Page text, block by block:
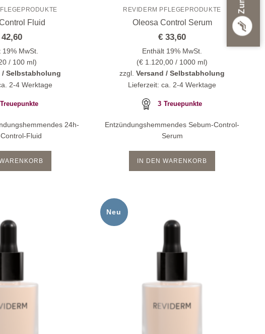
Fluid
42,60
19% MwSt.
/ 100 ml)
/ Selbstabholung
2-4 Werktage
Treuepunkte
24h-
Fluid
REVIDERM PFLEGEPRODUKTE
Oleosa Control Serum
€ 33,60
Enthält 19% MwSt.
(€ 1.120,00/ 1000 ml)
zzgl. Versand / Selbstabholung
Lieferzeit: ca. 2-4 Werktage
3 Treuepunkte
Entzündungshemmendes Sebum-Control-
Serum
IN DEN WARENKORB
Neu